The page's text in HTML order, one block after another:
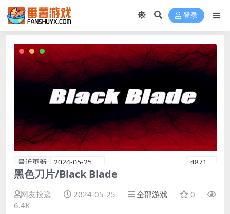
登录
最近更新 2024-05-25 4871
黑色刀片/Black Blade
网友投递 2024-05-25 全部游戏
0
6.4K